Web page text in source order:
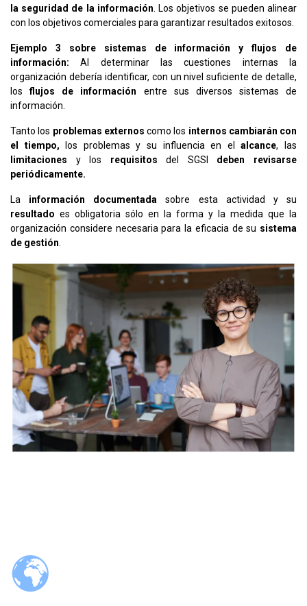
la seguridad de la información . Los objetivos se pueden alinear
con los objetivos comerciales para garantizar resultados exitosos.
Ejemplo 3 sobre sistemas de información y flujos de
información: Al determinar las cuestiones internas la
organización debería identificar, con un nivel suficiente de detalle,
losflujos de información entre sus diversos sistemas de
información.
Tanto los problemas externos como los internos cambiarán con
el tiempo, los problemas y su influencia en elalcance, las
limitaciones y los requisitos del SGSI deben revisarse
periódicamente.
La información documentada sobre esta actividad y su
resultado es obligatoria sólo en la forma y la medida que la
organización considere necesaria para la eficacia de su sistema
de gestión